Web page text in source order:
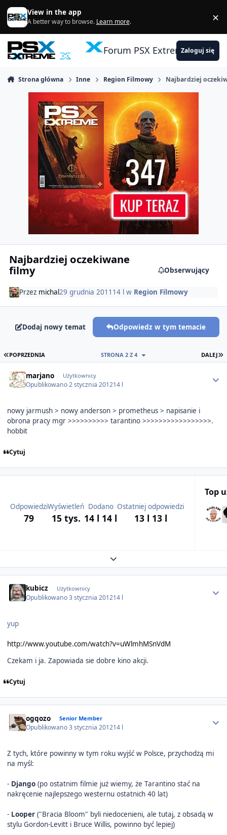
Skocz do zawartości
View in the app
A better way to browse. Learn more. ×
Forum PSX ExtremeZaloguj się
Strona główna Inne Region Filmowy Najbardziej
Najbardziej oczekiwane
filmy Obserwujący
Przez michal29 grudnia 2011 14 l w Region Filmowy
Dodaj nowy temat Odpowiedz w tym temacie
PIERWSZA STRONA
POPRZEDNIA DALEJ
STRONA 2 Z 4
marjano Użytkownicy
Opublikowano2 stycznia 201214 l
nowy jarmush > nowy anderson > prometheus > napisanie i
obrona pracy mgr >>>>>>>>>> tarantino >>>>>>>>>>>>>>>>>.
hobbit
Cytuj
Odpowiedzi
79
Wyświetleń
15 tys.
Dodano
14 l 14 l
Ostatniej odpowiedzi
13 l 13 l
Top
Expand topic overview
kubicz Użytkownicy
Opublikowano3 stycznia 201214 l
yup
http://www.youtube.com/watch?v=uWlmhMSnVdM
Czekam i ja. Zapowiada sie dobre kino akcji.
Cytuj
ogqozo Senior Member
Opublikowano3 stycznia 201214 l
Z tych, które powinny w tym roku wyjść w Polsce, przychodzą mi
na myśl:
- Django (po ostatnim filmie już wiemy, że Tarantino stać na
nakręcenie najlepszego westernu ostatnich 40 lat)
- Looper("Bracia Bloom" byli niedocenieni, ale tutaj, z obsadą w
stylu Gordon-Levitt i Bruce Willis, powinno być lepiej)